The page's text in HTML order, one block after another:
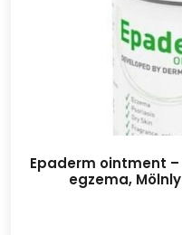
Epaderm ointment –
egzema,